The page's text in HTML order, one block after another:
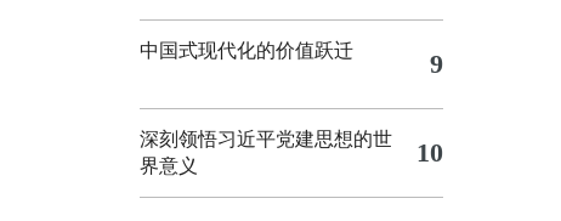
中国式现代化的价值跃迁 9
深刻领悟习近平党建思想的世
界意义
10